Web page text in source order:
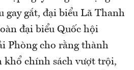
gay gắt, đại biểu Lã Thanh
đại biểu Quốc hội
Phòng cho rằng thành
khổ chính sách vượt trội,